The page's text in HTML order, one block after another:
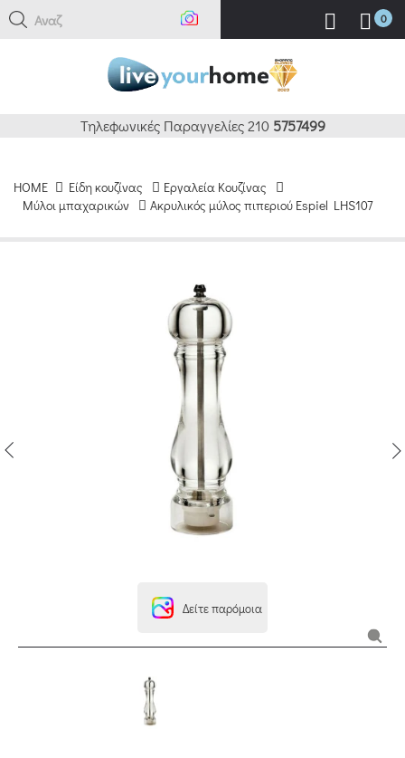
Αναζήτ 0
Τηλεφωνικές Παραγγελίες 210 5757499
HOME Είδη κουζίνας
Εργαλεία Κουζίνας
Μύλοι μπαχαρικών
Ακρυλικός μύλος πιπεριού Espiel LHS107
Δείτε παρόμοια